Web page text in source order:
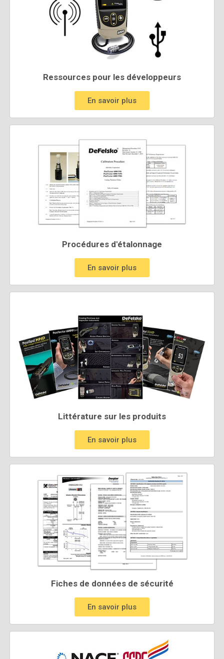
Ressources pour les développeurs
En savoir plus
Procédures d'étalonnage
En savoir plus
Littérature sur les produits
En savoir plus
Fiches de données de sécurité
En savoir plus